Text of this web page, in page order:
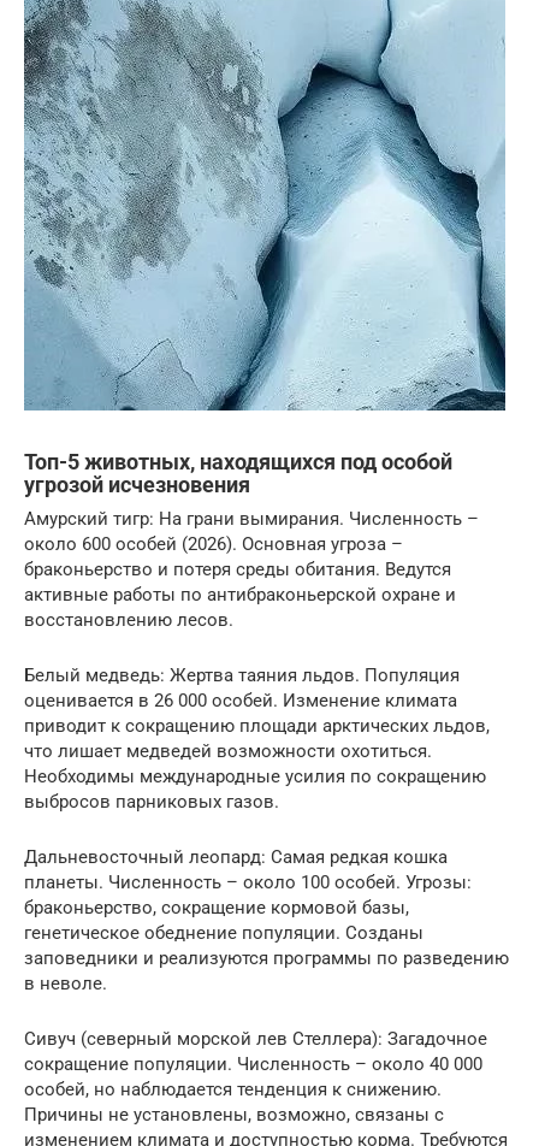
Топ-5 животных, находящихся под особой
угрозой исчезновения
Амурский тигр: На грани вымирания. Численность –
около 600 особей (2026). Основная угроза –
браконьерство и потеря среды обитания. Ведутся
активные работы по антибраконьерской охране и
восстановлению лесов.
Белый медведь: Жертва таяния льдов. Популяция
оценивается в 26 000 особей. Изменение климата
приводит к сокращению площади арктических льдов,
что лишает медведей возможности охотиться.
Необходимы международные усилия по сокращению
выбросов парниковых газов.
Дальневосточный леопард: Самая редкая кошка
планеты. Численность – около 100 особей. Угрозы:
браконьерство, сокращение кормовой базы,
генетическое обеднение популяции. Созданы
заповедники и реализуются программы по разведению
в неволе.
Сивуч (северный морской лев Стеллера): Загадочное
сокращение популяции. Численность – около 40 000
особей, но наблюдается тенденция к снижению.
Причины не установлены, возможно, связаны с
изменением климата и доступностью корма. Требуются